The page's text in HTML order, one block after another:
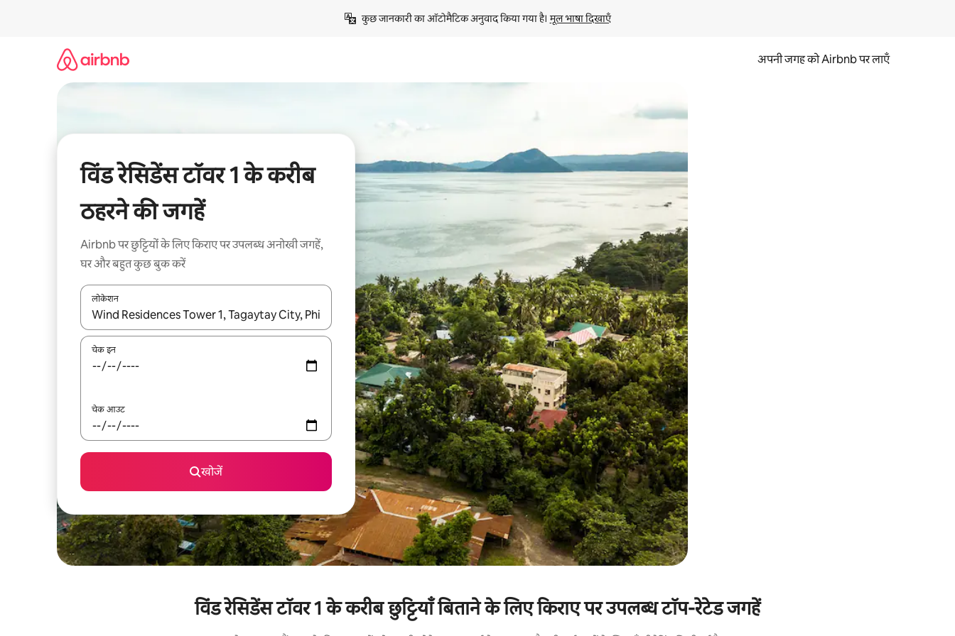
कुछ जानकारी का ऑटोमैटिक अनुवाद किया गया है। मूल भाषा दिखाएँ
अपनी जगह को Airbnb पर लाएँ
विंड रेसिडेंस टॉवर 1 के करीब
ठहरने की जगहें
Airbnb पर छुट्टियों के लिए किराए पर उपलब्ध अनोखी जगहें,
घर और बहुत कुछ बुक करें
लोकेशन
नतीजों के उपलब्ध होने पर, अप और डाउन 'ऐरो की' का इस्तेमाल करके नेविगेट करें या टच या फिर स्वाइप जेस्चर का इस्तेमाल करके एक्सप्लोर करें।
चेक इन
चेक आउट
खोजें
विंड रेसिडेंस टॉवर 1 के करीब छुट्टियाँ बिताने के लिए किराए पर उपलब्ध टॉप-रेटेड जगहें